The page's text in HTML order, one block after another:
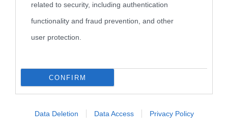
related to security, including authentication
functionality and fraud prevention, and other
user protection.
CONFIRM
Data Deletion Data Access Privacy Policy